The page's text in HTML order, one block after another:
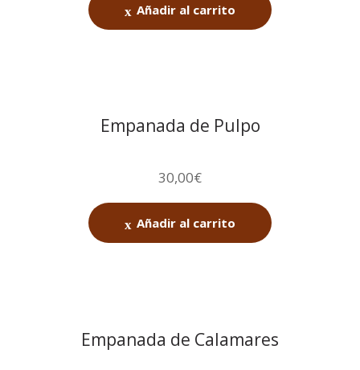
Añadir al carrito
Empanada de Pulpo
30,00€
Añadir al carrito
Empanada de Calamares